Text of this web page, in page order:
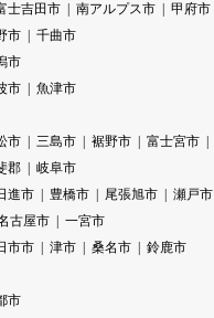
士吉田市 南アルプス市
甲府市
市
千曲市
市
市
魚津市
市 三島市 裾野市 富士宮市
郡
岐阜市
進市 豊橋市 尾張旭市 瀬戸市
古屋市
一宮市
市市 津市 桑名市
鈴鹿市
市